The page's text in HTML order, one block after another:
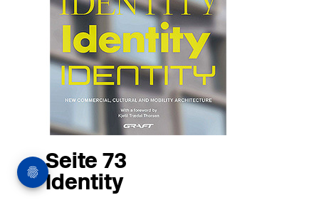
Seite 73
Identity